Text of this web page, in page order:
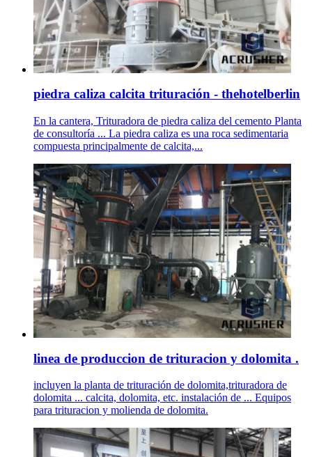
piedra caliza calcita trituración - thehotelberlin
En la cantera, Trituradora de piedra caliza del cemento Planta
de consultoría ... La piedra caliza es una roca sedimentaria
compuesta principalmente de calcita,...
linea de produccion de trituracion y dolomita .
incluyen la planta de trituración de dolomita,trituradora de
dolomita ... calcita, dolomita, etc. instalación de ... Equipos
para trituracion y molienda de dolomita.